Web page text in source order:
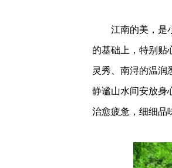
江南的美，是小
的基础上，特别贴
灵秀、南浔的温润
静谧山水间安放身
治愈疲惫，细细品